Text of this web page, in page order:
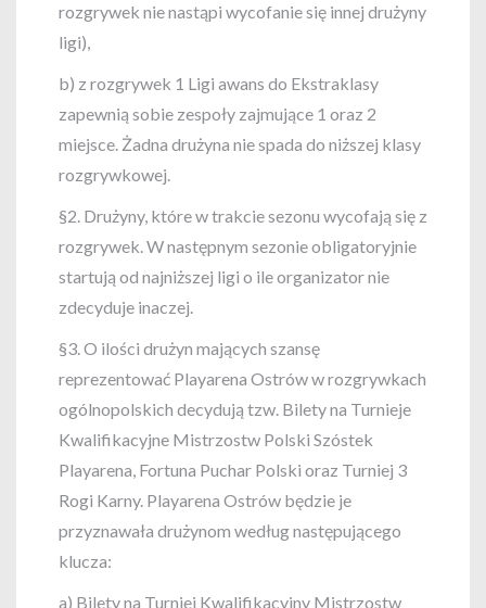
rozgrywek nie nastąpi wycofanie się innej drużyny
ligi),
b) z rozgrywek 1 Ligi awans do Ekstraklasy
zapewnią sobie zespoły zajmujące 1 oraz 2
miejsce. Żadna drużyna nie spada do niższej klasy
rozgrywkowej.
§2. Drużyny, które w trakcie sezonu wycofają się z
rozgrywek. W następnym sezonie obligatoryjnie
startują od najniższej ligi o ile organizator nie
zdecyduje inaczej.
§3. O ilości drużyn mających szansę
reprezentować Playarena Ostrów w rozgrywkach
ogólnopolskich decydują tzw. Bilety na Turnieje
Kwalifikacyjne Mistrzostw Polski Szóstek
Playarena, Fortuna Puchar Polski oraz Turniej 3
Rogi Karny. Playarena Ostrów będzie je
przyznawała drużynom według następującego
klucza:
a) Bilety na Turniej Kwalifikacyjny Mistrzostw